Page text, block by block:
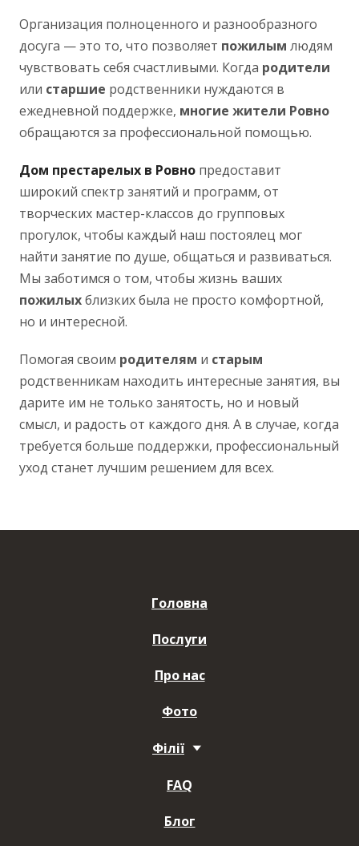
Организация полноценного и разнообразного
досуга — это то, что позволяет пожилым людям
чувствовать себя счастливыми. Когда родители
или старшие родственники нуждаются в
ежедневной поддержке, многие жители Ровно
обращаются за профессиональной помощью.
Дом престарелых в Ровно предоставит
широкий спектр занятий и программ, от
творческих мастер-классов до групповых
прогулок, чтобы каждый наш постоялец мог
найти занятие по душе, общаться и развиваться.
Мы заботимся о том, чтобы жизнь ваших
пожилыхблизких была не просто комфортной,
но и интересной.
Помогая своим родителям и старым
родственникам находить интересные занятия, вы
дарите им не только занятость, но и новый
смысл, и радость от каждого дня. А в случае, когда
требуется больше поддержки, профессиональный
уход станет лучшим решением для всех.
Головна
Послуги
Про нас
Фото
Філії
FAQ
Блог